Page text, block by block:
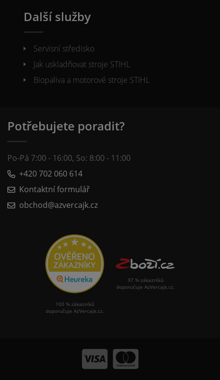
Další služby
Servisní středisko
Jak uskladňovat stroje STIHL
Biopaliva a motorové stroje STIHL
Potřebujete poradit?
Po-Pá 7:00 - 16:00, So: 8:00 - 11:00
+420 702 060 614
Kontaktní formulář
obchod@azvercajk.cz
100 % zákazníků
doporučuje AzVercajk.cz.
97 % zákazníků
doporučuje AzVercajk.cz.